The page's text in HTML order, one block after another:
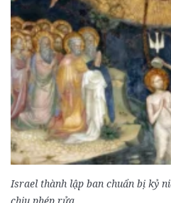
Israel thành lập ban chuẩn bị kỷ